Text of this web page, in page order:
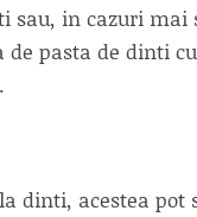
sau, in cazuri mai
pasta de dinti
dinti, acestea pot